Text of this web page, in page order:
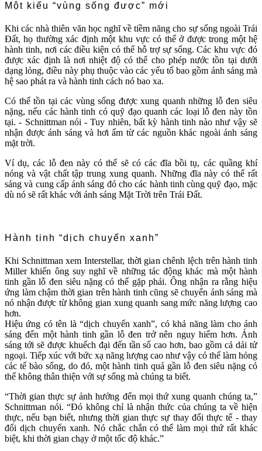
Một kiểu “vùng sống được” mới
Khi các nhà thiên văn học nghĩ về tiềm năng cho sự sống ngoài Trái
Đất, họ thường xác định một khu vực có thể ở được trong một hệ
hành tinh, nơi các điều kiện có thể hỗ trợ sự sống. Các khu vực đó
được xác định là nơi nhiệt độ có thể cho phép nước tồn tại dưới
dạng lỏng, điều này phụ thuộc vào các yếu tố bao gồm ánh sáng mà
hệ sao phát ra và hành tinh cách nó bao xa.
Có thể tồn tại các vùng sống được xung quanh những lỗ đen siêu
nặng, nếu các hành tinh có quỹ đạo quanh các loại lỗ đen này tồn
tại. - Schnittman nói - Tuy nhiên, bất kỳ hành tinh nào như vậy sẽ
nhận được ánh sáng và hơi ấm từ các nguồn khác ngoài ánh sáng
mặt trời.
Ví dụ, các lỗ đen này có thể sẽ có các đĩa bồi tụ, các quầng khí
nóng và vật chất tập trung xung quanh. Những đĩa này có thể rất
sáng và cung cấp ánh sáng đó cho các hành tinh cùng quỹ đạo, mặc
dù nó sẽ rất khác với ánh sáng Mặt Trời trên Trái Đất.
Hành tinh “dịch chuyển xanh”
Khi Schnittman xem Interstellar, thời gian chênh lệch trên hành tinh
Miller khiến ông suy nghĩ về những tác động khác mà một hành
tinh gần lỗ đen siêu nặng có thể gặp phải. Ông nhận ra rằng hiệu
ứng làm chậm thời gian trên hành tinh cũng sẽ chuyển ánh sáng mà
nó nhận được từ không gian xung quanh sang mức năng lượng cao
hơn.
Hiệu ứng có tên là “dịch chuyển xanh”, có khả năng làm cho ánh
sáng đến một hành tinh gần lỗ đen trở nên nguy hiểm hơn. Ánh
sáng tới sẽ được khuếch đại đến tần số cao hơn, bao gồm cả dải tử
ngoại. Tiếp xúc với bức xạ năng lượng cao như vậy có thể làm hỏng
các tế bào sống, do đó, một hành tinh quá gần lỗ đen siêu nặng có
thể không thân thiện với sự sống mà chúng ta biết.
“Thời gian thực sự ảnh hưởng đến mọi thứ xung quanh chúng ta,”
Schnittman nói. “Đó không chỉ là nhận thức của chúng ta về hiện
thực, nếu bạn biết, nhưng thời gian thực sự thay đổi thực tế - thay
đổi dịch chuyển xanh. Nó chắc chắn có thể làm mọi thứ rất khác
biệt, khi thời gian chạy ở một tốc độ khác.”